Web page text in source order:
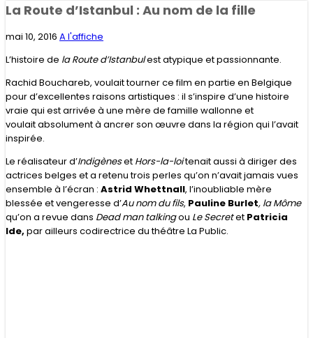
La Route d’Istanbul : Au nom de la fille
mai 10, 2016 A l'affiche
L’histoire de la Route d’Istanbulest atypique et passionnante.
Rachid Bouchareb, voulait tourner ce film en partie en Belgique
pour d’excellentes raisons artistiques : il s’inspire d’une histoire
vraie qui est arrivée à une mère de famille wallonne et
voulait absolument à ancrer son œuvre dans la région qui l’avait
inspirée.
Le réalisateur d’Indigèneset Hors-la-loitenait aussi à diriger des
actrices belges et a retenu trois perles qu’on n’avait jamais vues
ensemble à l’écran : Astrid Whettnall, l’inoubliable mère
blessée et vengeresse d’Au nom du fils, Pauline Burlet, la Môme
qu’on a revue dans Dead man talkingou Le Secretet Patricia
Ide, par ailleurs codirectrice du théâtre La Public.